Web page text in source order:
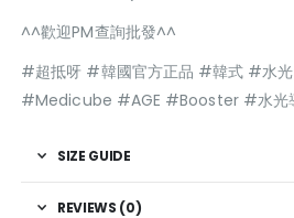
^^歡迎PM查詢批發^^
#超抵呀 #韓國官方正品 #韓式 #水
#Medicube #AGE #Booster #水光
SIZE GUIDE
REVIEWS (0)